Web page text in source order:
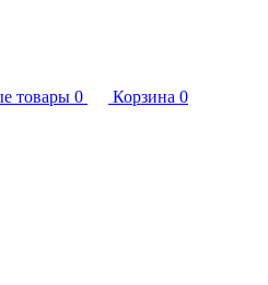
товары 0 Корзина 0